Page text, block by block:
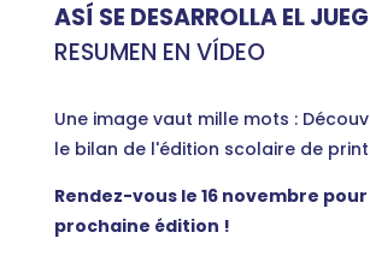
ASÍ SE DESARROLLA EL
RESUMEN EN VÍDEO
Une image vaut mille mots :
le bilan de l'édition scolaire de
Rendez-vous le 16 novembre
prochaine édition !